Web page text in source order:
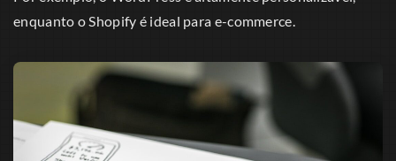
enquanto o Shopify é ideal para e-commerce.